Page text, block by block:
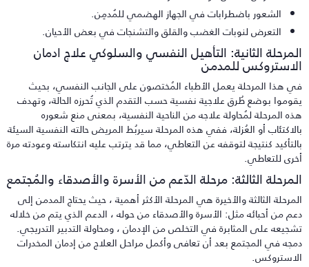
الشعور باضطرابات في الجهاز الهضمي للمُدمِن.
التعرض لنوبات الغضب والقلق والتشنجات في بعض الأحيان.
الثانية: التأهيل النفسي والسلوكي علاج ادمان
للمدمن
هذا المرحلة يعمل الأطباء المُختصون على الجانب النفسي، بحيث
بوضع طُرق علاجية نفسية حسب التقدم الذي تُحرزه الحالة، وتهدف
المرحلة لمُحاولة علاجه من الناحية النفسية، بمعنى منع شعوره
أو العُزلة، ففي هذه المرحلة سيربُط المريض حالته النفسية السيئة
كنتيجة لتوقفه عن التعاطي، مما قد يترتب عليه انتكاسته وعودته مرة
للتعاطي.
الثالثة: مرحلة الدّعم من الأسرة والأصدقاء والمُجتمع
الثالثة والأخيرة هي المرحلة الأكثر أهمية ، حيث يحتاج المدمن إلى
من أحبائه مثل: الأسرة والأصدقاء من حوله ، الدعم الذي يتم من خلاله
على المثابرة في التخلص من الإدمان ، ومحاولة التدبير التدريجي.
في المجتمع بعد أن تعافى وأكمل مراحل العلاج من إدمان المخدرات